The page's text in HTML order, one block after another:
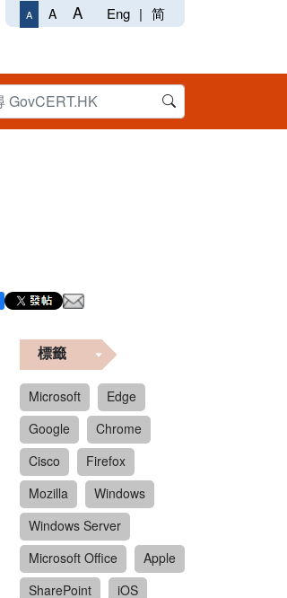
A A A Eng | 简
標籤
Microsoft
Edge
Google
Chrome
Cisco
Firefox
Mozilla
Windows
Windows Server
Microsoft Office
Apple
SharePoint
iOS